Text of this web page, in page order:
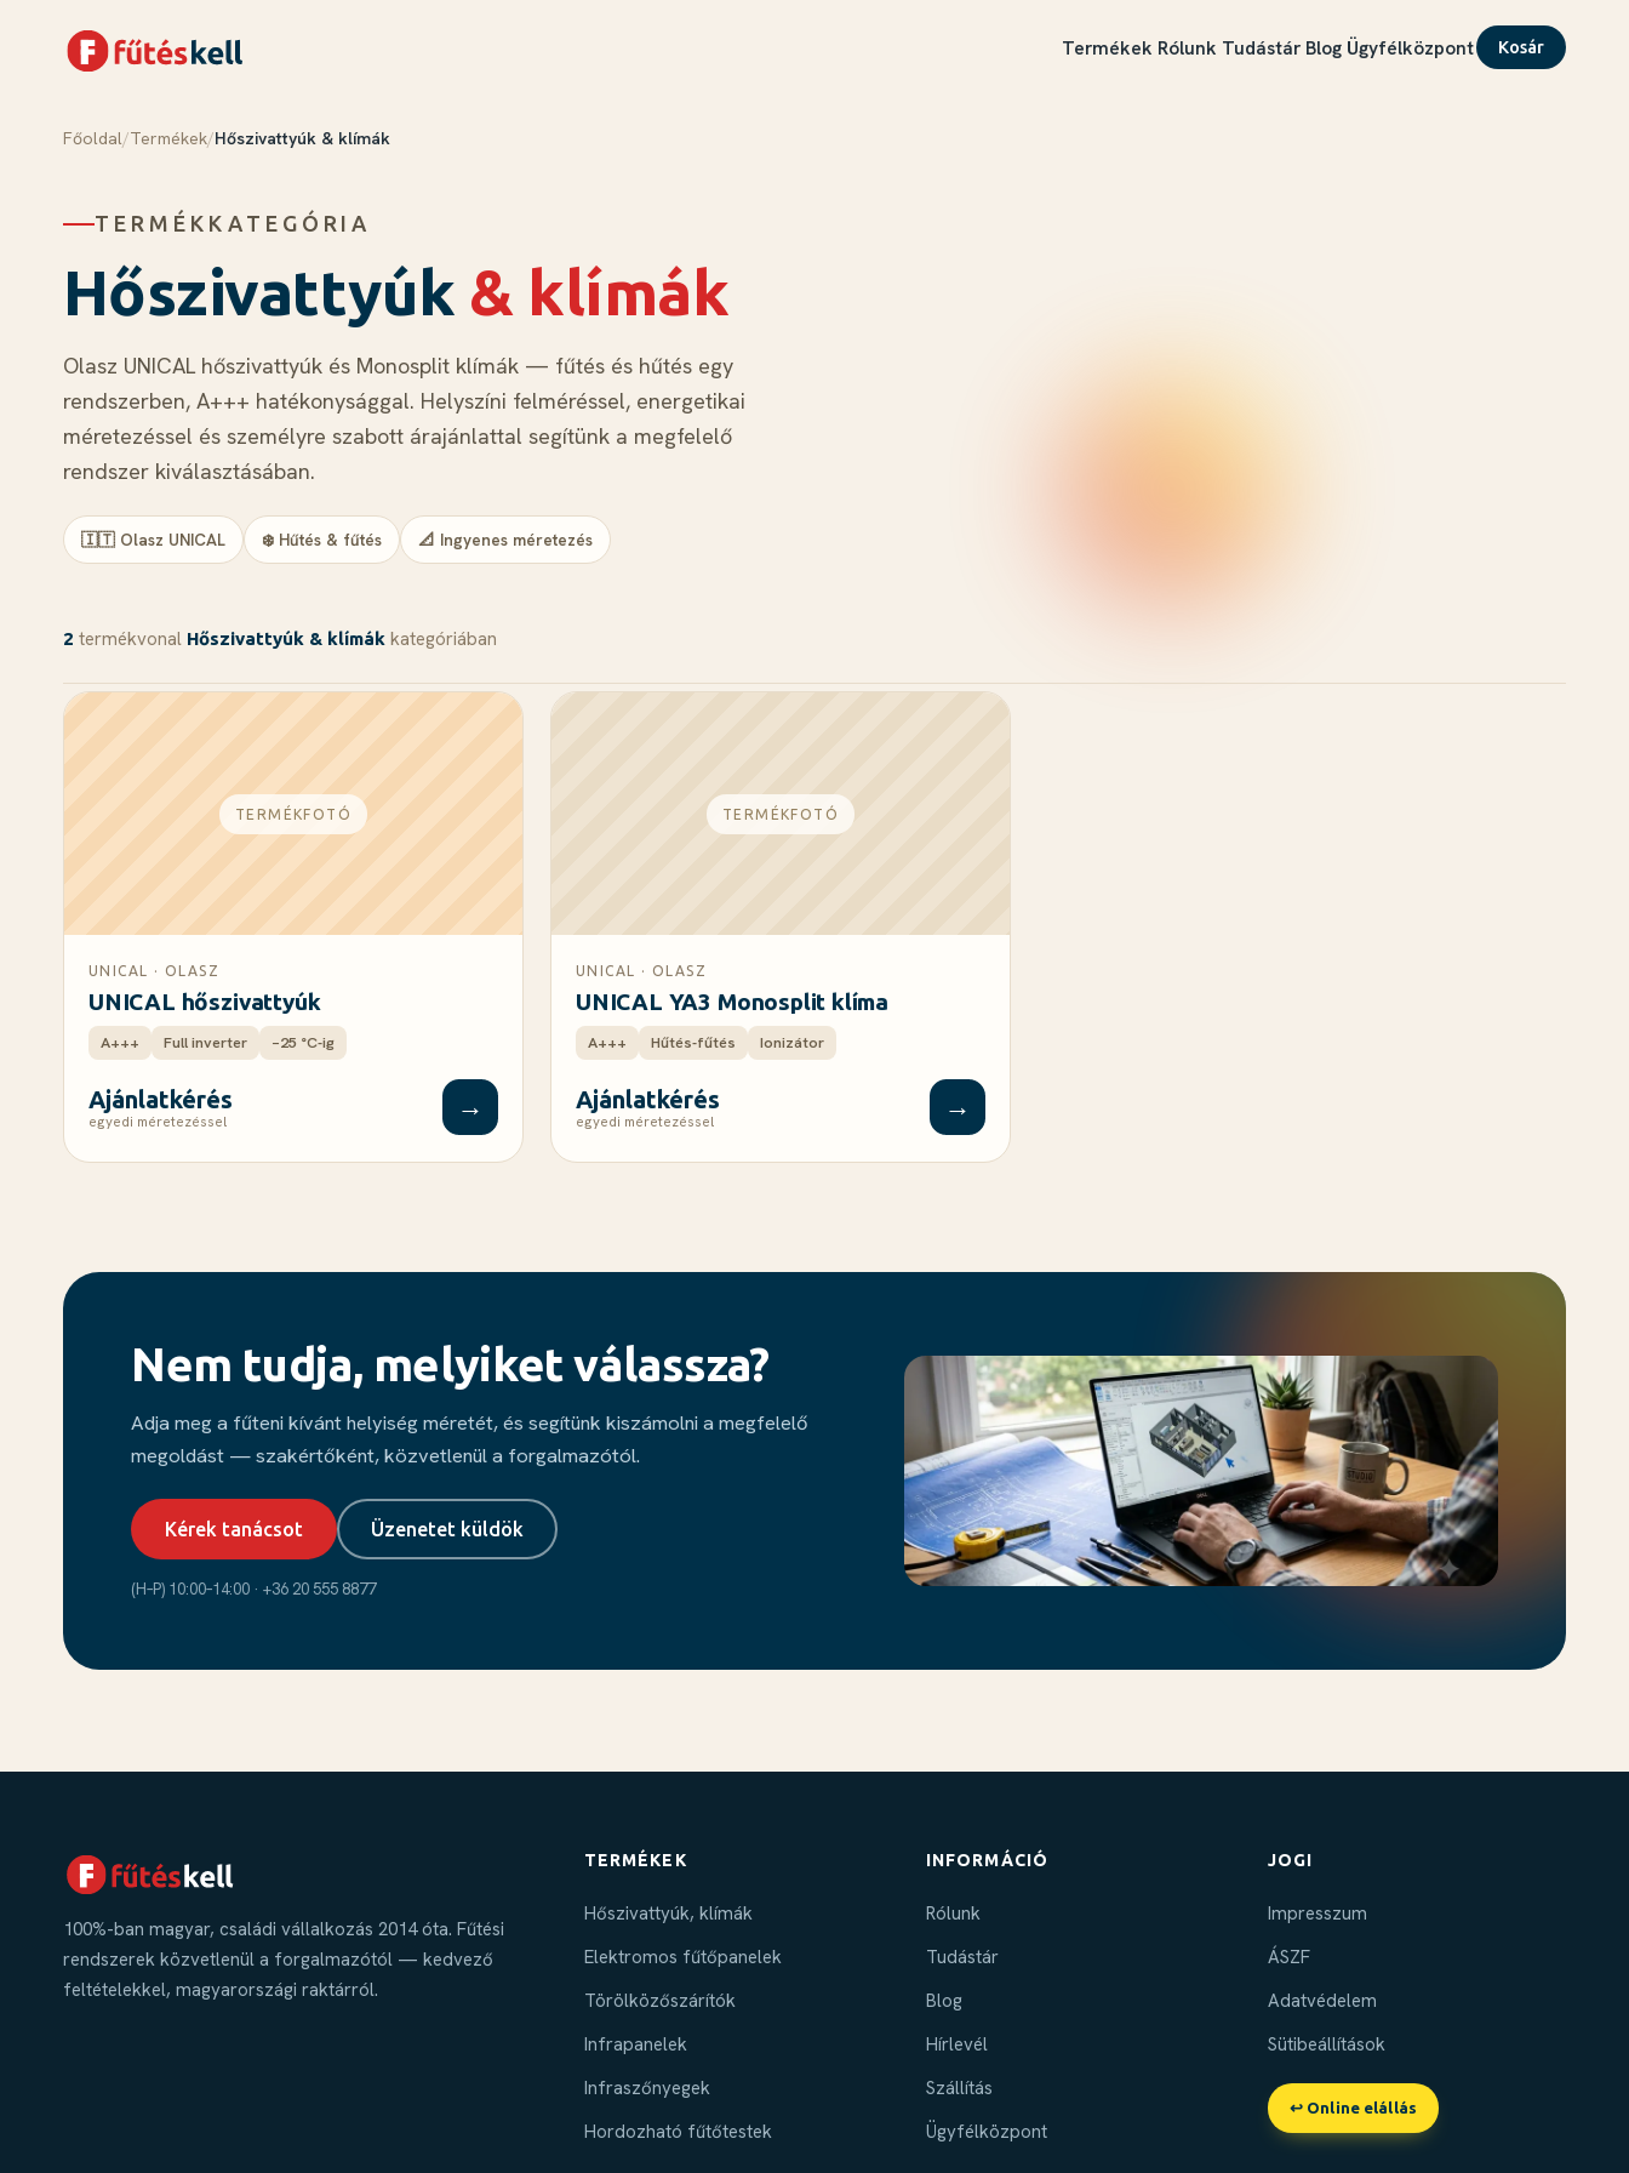
Termékek Rólunk Tudástár Blog Ügyfélközpont Kosár
Menü
Termékek
Rólunk
Tudástár
Kapcsolat
Kosár
Főoldal/Termékek/Hőszivattyúk & klímák
TERMÉKKATEGÓRIA
Hőszivattyúk & klímák
Olasz UNICAL hőszivattyúk és Monosplit klímák — fűtés és hűtés egy
rendszerben, A+++ hatékonysággal. Helyszíni felméréssel, energetikai
méretezéssel és személyre szabott árajánlattal segítünk a megfelelő
rendszer kiválasztásában.
🇮🇹 Olasz UNICAL ❄️ Hűtés & fűtés 📐 Ingyenes méretezés
2 termékvonal Hőszivattyúk & klímák kategóriában
TERMÉKFOTÓ
UNICAL · OLASZ
UNICAL hőszivattyúk
A+++ Full inverter −25 °C-ig
Ajánlatkérés
egyedi méretezéssel →
TERMÉKFOTÓ
UNICAL · OLASZ
UNICAL YA3 Monosplit klíma
A+++ Hűtés-fűtés Ionizátor
Ajánlatkérés
egyedi méretezéssel →
Nem tudja, melyiket válassza?
Adja meg a fűteni kívánt helyiség méretét, és segítünk kiszámolni a megfelelő
megoldást — szakértőként, közvetlenül a forgalmazótól.
Kérek tanácsot Üzenetet küldök
(H–P) 10:00–14:00 · +36 20 555 8877
100%-ban magyar, családi vállalkozás 2014 óta. Fűtési
rendszerek közvetlenül a forgalmazótól — kedvező
feltételekkel, magyarországi raktárról.
TERMÉKEK
Hőszivattyúk, klímák
Elektromos fűtőpanelek
Törölközőszárítók
Infrapanelek
Infraszőnyegek
Hordozható fűtőtestek
INFORMÁCIÓ
Rólunk
Tudástár
Blog
Hírlevél
Szállítás
Ügyfélközpont
JOGI
Impresszum
ÁSZF
Adatvédelem
Sütibeállítások
↩ Online elállás